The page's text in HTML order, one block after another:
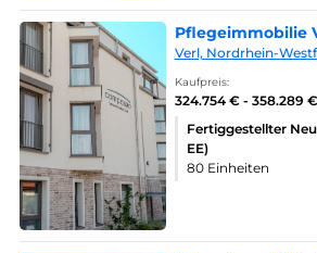
Pflegeimmobilie
Verl, Nordrhein-
Kaufpreis:
324.754 € - 358.289 €
Fertiggestellter
EE)
80 Einheiten